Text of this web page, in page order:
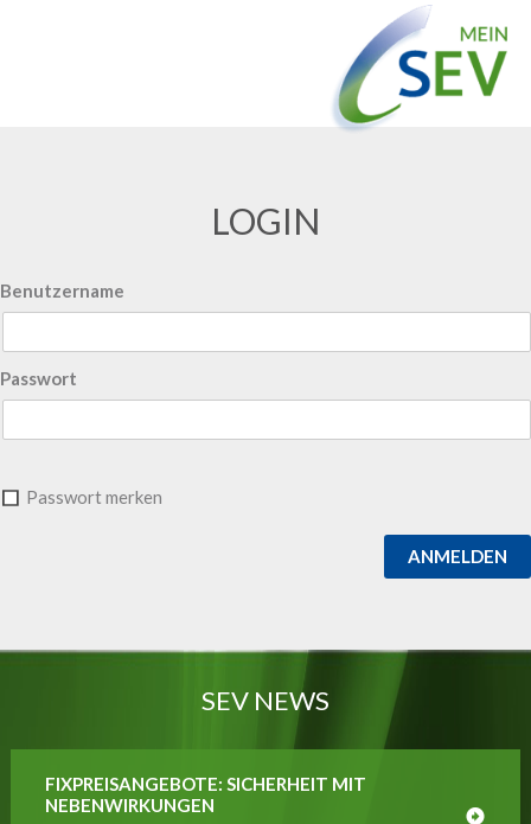
LOGIN
Benutzername
Passwort
Passwort merken
ANMELDEN
SEV NEWS
FIXPREISANGEBOTE: SICHERHEIT MIT
NEBENWIRKUNGEN